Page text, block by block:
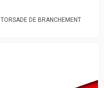
TORSADE DE BRANCHEMENT